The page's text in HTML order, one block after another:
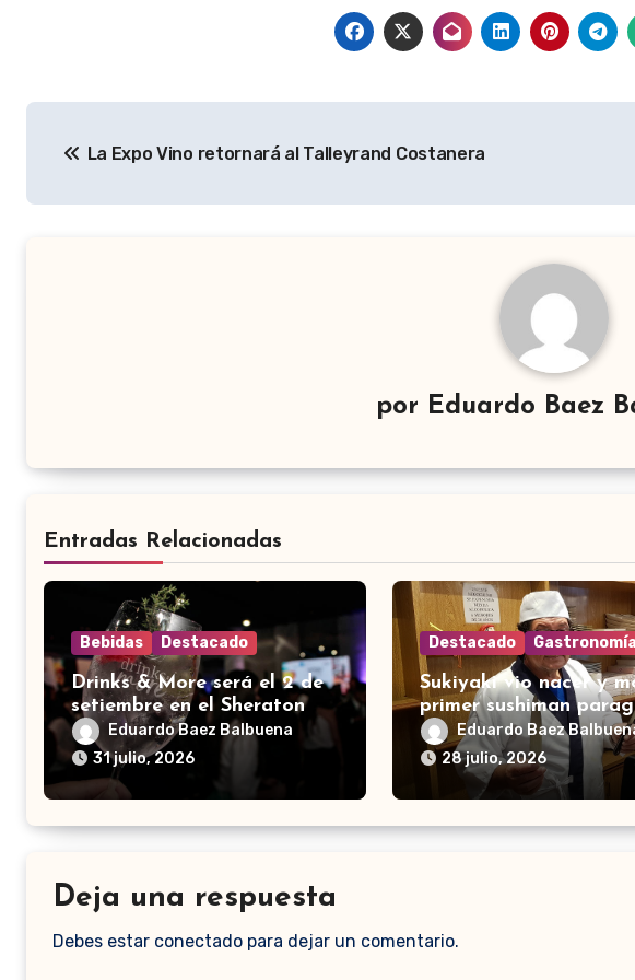
de
entradas
La Expo Vino retornará al Talleyrand Costanera
por Eduardo Baez
Entradas Relacionadas
Bebidas Destacado
Drinks & More será el 2 de
setiembre en el Sheraton
Eduardo Baez Balbuena
31 julio, 2026
Destacado Gastronomía
Sukiyaki vio nacer y
primer sushiman
Eduardo Baez
28 julio, 2026
Deja una respuesta
Debes estar conectado para dejar un comentario.